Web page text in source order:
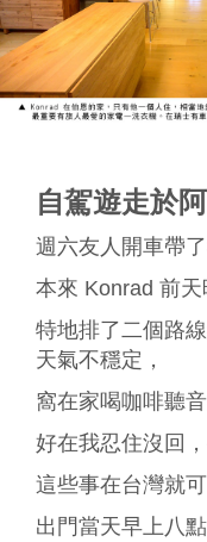
自駕遊走於
週六友人開車帶
本來 Konrad 前天
特地排了二個路
天氣不穩定，
窩在家喝咖啡聽
好在我忍住沒回
這些事在台灣就
出門當天早上八